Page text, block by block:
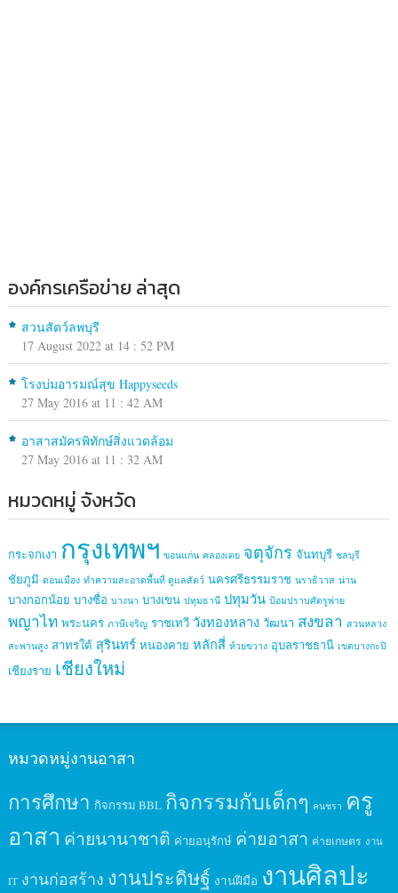
องค์กรเครือข่าย ล่าสุด
สวนสัตว์ลพบุรี
17 August 2022 at 14 : 52 PM
โรงบ่มอารมณ์สุข Happyseeds
27 May 2016 at 11 : 42 AM
อาสาสมัครพิทักษ์สิ่งแวดล้อม
27 May 2016 at 11 : 32 AM
หมวดหมู่ จังหวัด
กระจกเงา กรุงเทพฯ ขอนแก่น คลองเตย จตุจักร จันทบุรี ชลบุรี
ชัยภูมิ ดอนเมือง ทำความสะอาดพื้นที่ ดูแลสัตว์ นครศรีธรรมราช นราธิวาส น่าน
บางกอกน้อย บางซื่อ บางนา บางเขน ปทุมธานี ปทุมวัน ป้อมปราบศัตรูพ่าย
พญาไท พระนคร ภาษีเจริญ ราชเทวี วังทองหลาง วัฒนา สงขลา สวนหลวง
สะพานสูง สาทรใต้ สุรินทร์ หนองคาย หลักสี่ ห้วยขวาง อุบลราชธานี เขตบางกะปิ
เชียงราย เชียงใหม่
หมวดหมู่งานอาสา
การศึกษา กิจกรรม BBL กิจกรรมกับเด็กๆ คนชรา ครู
อาสา ค่ายนานาชาติ ค่ายอนุรักษ์ ค่ายอาสา ค่ายเกษตร งาน
IT งานก่อสร้าง งานประดิษฐ์ งานฝีมือ งานศิลปะ